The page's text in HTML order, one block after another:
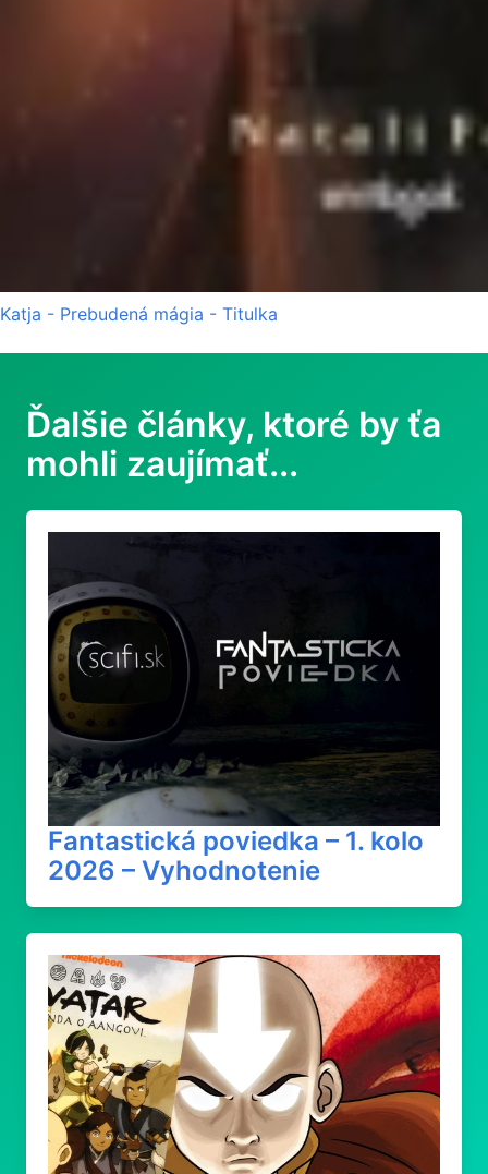
Katja - Prebudená mágia - Titulka
Ďalšie články, ktoré by ťa
mohli zaujímať...
Fantastická poviedka – 1. kolo
2026 – Vyhodnotenie